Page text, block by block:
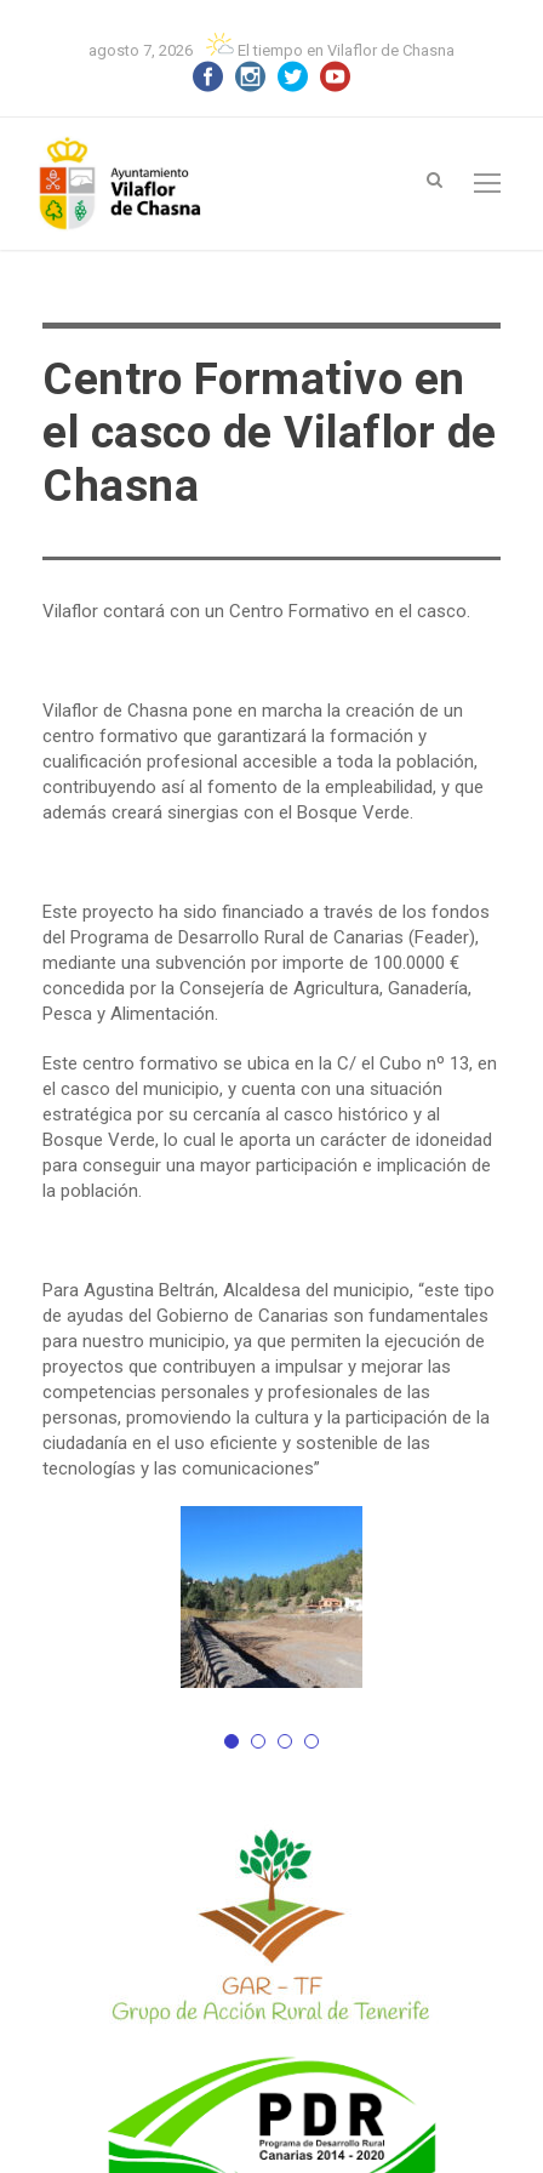
agosto 7, 2026 El tiempo en Vilaflor de Chasna
Centro Formativo en
el casco de Vilaflor de
Chasna
Vilaflor contará con un Centro Formativo en el casco.
Vilaflor de Chasna pone en marcha la creación de un
centro formativo que garantizará la formación y
cualificación profesional accesible a toda la población,
contribuyendo así al fomento de la empleabilidad, y que
además creará sinergias con el Bosque Verde.
Este proyecto ha sido financiado a través de los fondos
del Programa de Desarrollo Rural de Canarias (Feader),
mediante una subvención por importe de 100.0000 €
concedida por la Consejería de Agricultura, Ganadería,
Pesca y Alimentación.
Este centro formativo se ubica en la C/ el Cubo nº 13, en
el casco del municipio, y cuenta con una situación
estratégica por su cercanía al casco histórico y al
Bosque Verde, lo cual le aporta un carácter de idoneidad
para conseguir una mayor participación e implicación de
la población.
Para Agustina Beltrán, Alcaldesa del municipio, “este tipo
de ayudas del Gobierno de Canarias son fundamentales
para nuestro municipio, ya que permiten la ejecución de
proyectos que contribuyen a impulsar y mejorar las
competencias personales y profesionales de las
personas, promoviendo la cultura y la participación de la
ciudadanía en el uso eficiente y sostenible de las
tecnologías y las comunicaciones”